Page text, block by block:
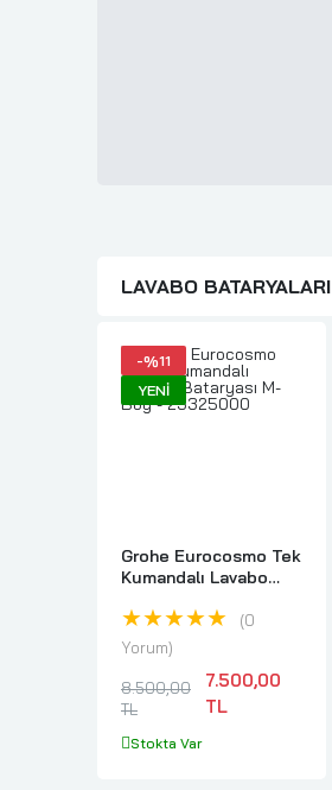
LAVABO BATARYALARI
-%11
YENI
Grohe Eurocosmo Tek
Kumandalı Lavabo
23325000
★★★★★
0
Yorum
8.500,00
TL
7.500,00
TL
Stokta Var